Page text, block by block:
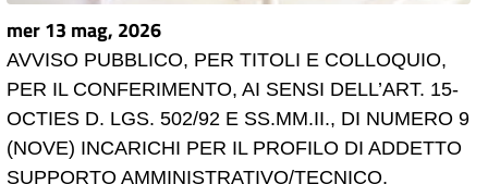
mer 13 mag, 2026
AVVISO PUBBLICO, PER TITOLI E COLLOQUIO,
PER IL CONFERIMENTO, AI SENSI DELL’ART. 15-
OCTIES D. LGS. 502/92 E SS.MM.II., DI NUMERO 9
(NOVE) INCARICHI PER IL PROFILO DI ADDETTO
SUPPORTO AMMINISTRATIVO/TECNICO,